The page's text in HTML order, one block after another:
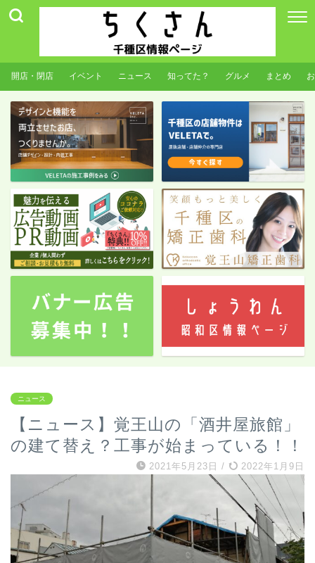
開店・閉店 イベント ニュース 知ってた？ グルメ まとめ
ニュース
【ニュース】覚王山の「酒井屋旅館」
の建て替え？工事が始まっている！！
2021年5月23日 / 2022年1月9日